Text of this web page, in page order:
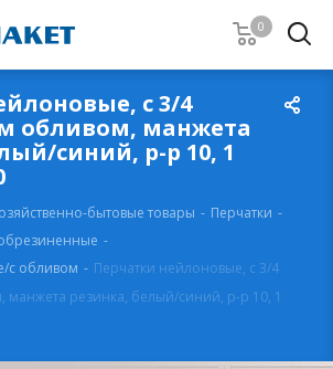
0
с 3/4
обливом, манжета
синий, р-р 10, 1
бытовые товары - Перчатки -
-
с обливом - Перчатки нейлоновые, с 3/4
резинка, белый/синий, р-р 10, 1